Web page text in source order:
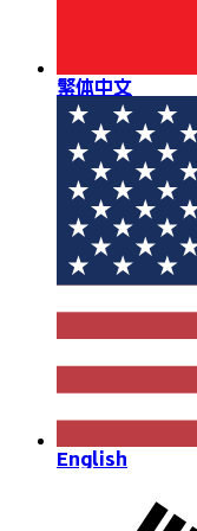
繁体中文
English